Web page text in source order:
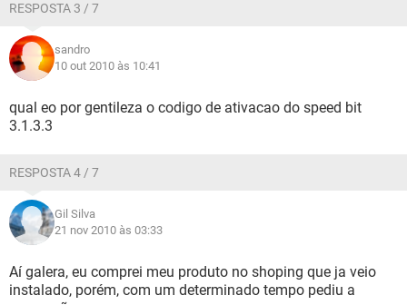
RESPOSTA 3 / 7
sandro
10 out 2010 às 10:41
qual eo por gentileza o codigo de ativacao do speed bit
3.1.3.3
RESPOSTA 4 / 7
Gil Silva
21 nov 2010 às 03:33
Aí galera, eu comprei meu produto no shoping que ja veio
instalado, porém, com um determinado tempo pediu a